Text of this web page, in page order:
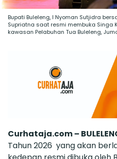
Bupati Buleleng, I Nyoman Sutjidra
Supriatna saat resmi membuka Singa
kawasan Pelabuhan Tua Buleleng,
Curhataja.com –
Tahun 2026 yang akan